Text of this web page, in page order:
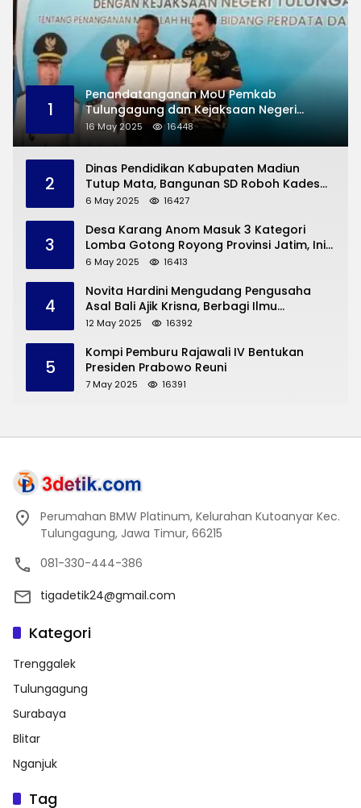
1
Penandatanganan MoU Pemkab
Tulungagung dan Kejaksaan Negeri
Permasalahan Hukum
16 May 2025 16448
2
Dinas Pendidikan Kabupaten Madiun
Tutup Mata, Bangunan SD Roboh Kades
Dermorejo Bangun Pakai Dana Pribadi
6 May 2025 16427
3
Desa Karang Anom Masuk 3 Kategori
Lomba Gotong Royong Provinsi Jatim, Ini
yang Disampaikan Sekda Trenggalek
6 May 2025 16413
4
Novita Hardini Mengudang Pengusaha
Asal Bali Ajik Krisna, Berbagi Ilmu
Pengembangan Pariwisata dan UMKM
12 May 2025 16392
5
Kompi Pemburu Rajawali IV Bentukan
Presiden Prabowo Reuni
7 May 2025 16391
Perumahan BMW Platinum, Kelurahan Kutoanyar Kec.
Tulungagung, Jawa Timur, 66215
081-330-444-386
tigadetik24@gmail.com
Kategori
Trenggalek
Tulungagung
Surabaya
Blitar
Nganjuk
Tag